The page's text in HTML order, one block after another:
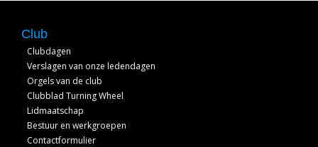
Club
Clubdagen
Verslagen van onze ledendagen
Orgels van de club
Clubblad Turning Wheel
Lidmaatschap
Bestuur en werkgroepen
Contactformulier